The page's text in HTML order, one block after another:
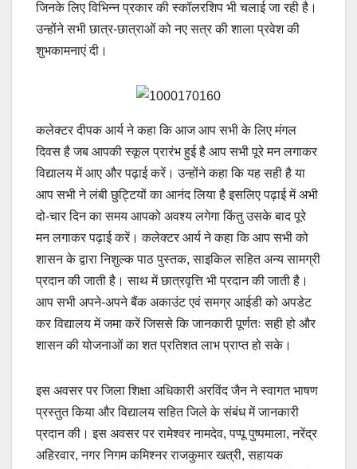
जिनके लिए विभिन्न प्रकार की स्कॉलरशिप भी चलाई जा रही है।
उन्होंने सभी छात्र-छात्राओं को नए सत्र की शाला प्रवेश की
शुभकामनाएं दी।
कलेक्टर दीपक आर्य ने कहा कि आज आप सभी के लिए मंगल
दिवस है जब आपकी स्कूल प्रारंभ हुई है आप सभी पूरे मन लगाकर
विद्यालय में आए और पढ़ाई करें। उन्होंने कहा कि यह सही है या
आप सभी ने लंबी छुट्टियों का आनंद लिया है इसलिए पढ़ाई में अभी
दो-चार दिन का समय आपको अवश्य लगेगा किंतु उसके बाद पूरे
मन लगाकर पढ़ाई करें। कलेक्टर आर्य ने कहा कि आप सभी को
शासन के द्वारा निशुल्क पाठ पुस्तक, साइकिल सहित अन्य सामग्री
प्रदान की जाती है। साथ में छात्रवृत्ति भी प्रदान की जाती है।
आप सभी अपने-अपने बैंक अकाउंट एवं समग्र आईडी को अपडेट
कर विद्यालय में जमा करें जिससे कि जानकारी पूर्णतः सही हो और
शासन की योजनाओं का शत प्रतिशत लाभ प्राप्त हो सके।
इस अवसर पर जिला शिक्षा अधिकारी अरविंद जैन ने स्वागत भाषण
प्रस्तुत किया और विद्यालय सहित जिले के संबंध में जानकारी
प्रदान की। इस अवसर पर रामेश्वर नामदेव, पप्पू पुष्पमाला, नरेंद्र
अहिरवार, नगर निगम कमिश्नर राजकुमार खत्री, सहायक